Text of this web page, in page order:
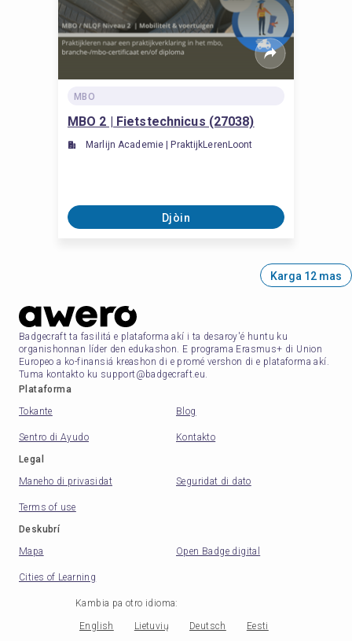
MBO
MBO 2 | Fietstechnicus (27038)
Marlijn Academie | PraktijkLerenLoont
Djòin
Karga 12 mas
Badgecraft ta fasilitá e plataforma akí i ta desaroy'é huntu ku
organishonnan líder den edukashon. E programa Erasmus+ di Union
Europeo a ko-finansiá kreashon di e promé vershon di e plataforma akí.
Tuma kontakto ku support@badgecraft.eu.
Plataforma
Tokante
Blog
Sentro di Ayudo
Kontakto
Legal
Maneho di privasidat
Seguridat di dato
Terms of use
Deskubrí
Mapa
Open Badge digital
Cities of Learning
Kambia pa otro idioma:
English Lietuvių Deutsch
Eesti